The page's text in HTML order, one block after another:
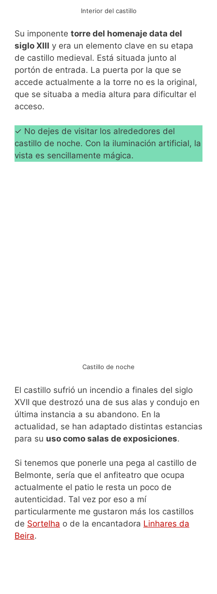
Interior del castillo
Su imponente torre del homenaje data del
siglo XIII y era un elemento clave en su etapa
de castillo medieval. Está situada junto al
portón de entrada. La puerta por la que se
accede actualmente a la torre no es la original,
que se situaba a media altura para dificultar el
acceso.
✓ No dejes de visitar los alrededores del
castillo de noche. Con la iluminación artificial, la
vista es sencillamente mágica.
Castillo de noche
El castillo sufrió un incendio a finales del siglo
XVII que destrozó una de sus alas y condujo en
última instancia a su abandono. En la
actualidad, se han adaptado distintas estancias
para su uso como salas de exposiciones.
Si tenemos que ponerle una pega al castillo de
Belmonte, sería que el anfiteatro que ocupa
actualmente el patio le resta un poco de
autenticidad. Tal vez por eso a mí
particularmente me gustaron más los castillos
de Sortelha o de la encantadora Linhares da
Beira.